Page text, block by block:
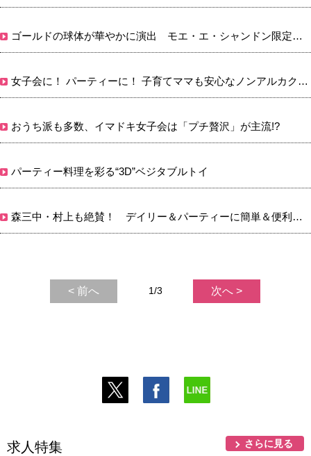
ゴールドの球体が華やかに演出 モエ・エ・シャンドン限定発売
女子会に！ パーティーに！ 子育てママも安心なノンアルカクテル
おうち派も多数、イマドキ女子会は「プチ贅沢」が主流!?
パーティー料理を彩る“3D”ベジタブルトイ
森三中・村上も絶賛！ デイリー＆パーティーに簡単＆便利なトルティーヤ
< 前へ 1/3 次へ >
求人特集 さらに見る